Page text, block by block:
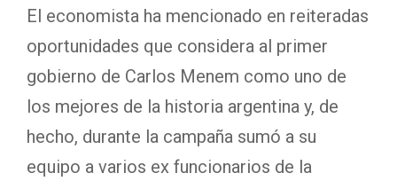
El economista ha mencionado en reiteradas
oportunidades que considera al primer
gobierno de Carlos Menem como uno de
los mejores de la historia argentina y, de
hecho, durante la campaña sumó a su
equipo a varios ex funcionarios de la